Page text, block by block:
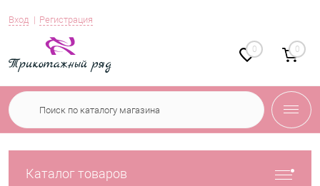
Вход Регистрация
0 0
Каталог товаров